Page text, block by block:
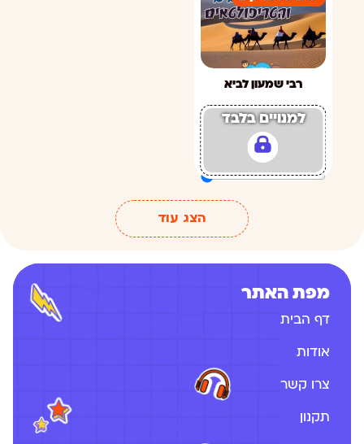
רבי שמעון לביא
למנויים בלבד
הצג עוד
מפת האתר
דף הבית
אודות
צרו קשר
תקנון